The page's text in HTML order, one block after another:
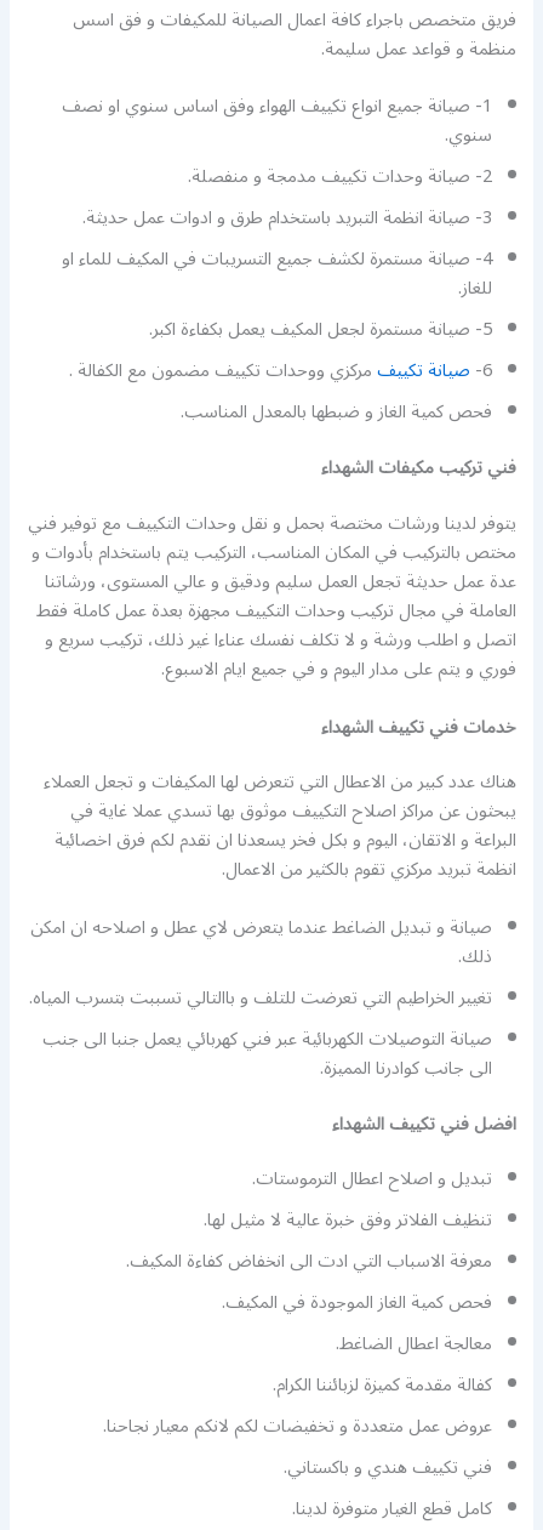
فريق متخصص باجراء كافة اعمال الصيانة للمكيفات و فق اسس
منظمة و قواعد عمل سليمة.
1- صيانة جميع انواع تكييف الهواء وفق اساس سنوي او نصف
سنوي.
2- صيانة وحدات تكييف مدمجة و منفصلة.
3- صيانة انظمة التبريد باستخدام طرق و ادوات عمل حديثة.
4- صيانة مستمرة لكشف جميع التسريبات في المكيف للماء او
للغاز.
5- صيانة مستمرة لجعل المكيف يعمل بكفاءة اكبر.
6- صيانة تكييفمركزي ووحدات تكييف مضمون مع الكفالة .
فحص كمية الغاز و ضبطها بالمعدل المناسب.
فني تركيب مكيفات الشهداء
يتوفر لدينا ورشات مختصة بحمل و نقل وحدات التكييف مع توفير فني
مختص بالتركيب في المكان المناسب، التركيب يتم باستخدام بأدوات و
عدة عمل حديثة تجعل العمل سليم ودقيق و عالي المستوى، ورشاتنا
العاملة في مجال تركيب وحدات التكييف مجهزة بعدة عمل كاملة فقط
اتصل و اطلب ورشة و لا تكلف نفسك عناءا غير ذلك، تركيب سريع و
فوري و يتم على مدار اليوم و في جميع ايام الاسبوع.
خدمات فني تكييف الشهداء
هناك عدد كبير من الاعطال التي تتعرض لها المكيفات و تجعل العملاء
يبحثون عن مراكز اصلاح التكييف موثوق بها تسدي عملا غاية في
البراعة و الاتقان، اليوم و بكل فخر يسعدنا ان نقدم لكم فرق اخصائية
انظمة تبريد مركزي تقوم بالكثير من الاعمال.
صيانة و تبديل الضاغط عندما يتعرض لاي عطل و اصلاحه ان امكن
ذلك.
تغيير الخراطيم التي تعرضت للتلف و باالتالي تسببت بتسرب المياه.
صيانة التوصيلات الكهربائية عبر فني كهربائي يعمل جنبا الى جنب
الى جانب كوادرنا المميزة.
افضل فني تكييف الشهداء
تبديل و اصلاح اعطال الترموستات.
تنظيف الفلاتر وفق خبرة عالية لا مثيل لها.
معرفة الاسباب التي ادت الى انخفاض كفاءة المكيف.
فحص كمية الغاز الموجودة في المكيف.
معالجة اعطال الضاغط.
كفالة مقدمة كميزة لزبائننا الكرام.
عروض عمل متعددة و تخفيضات لكم لانكم معيار نجاحنا.
فني تكييف هندي و باكستاني.
كامل قطع الغيار متوفرة لدينا.